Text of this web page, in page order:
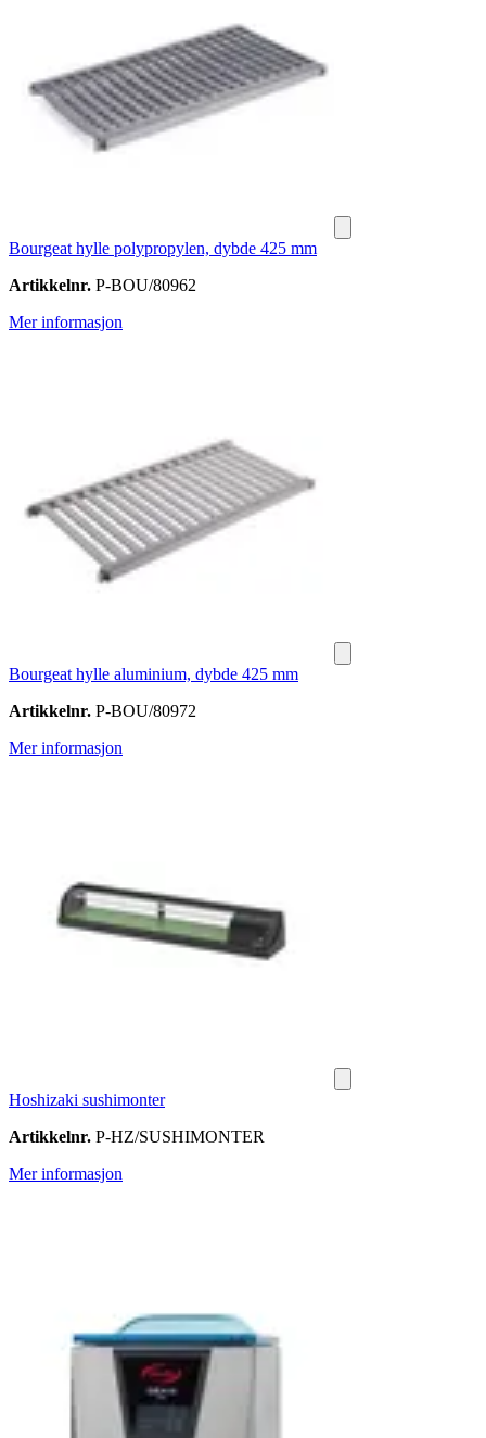
Bourgeat hylle polypropylen, dybde 425 mm
Artikkelnr. P-BOU/80962
Mer informasjon
Bourgeat hylle aluminium, dybde 425 mm
Artikkelnr. P-BOU/80972
Mer informasjon
Hoshizaki sushimonter
Artikkelnr. P-HZ/SUSHIMONTER
Mer informasjon